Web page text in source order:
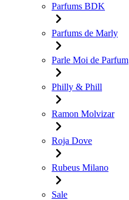
Parfums BDK
Parfums de Marly
Parle Moi de Parfum
Philly & Phill
Ramon Molvizar
Roja Dove
Rubeus Milano
Sale